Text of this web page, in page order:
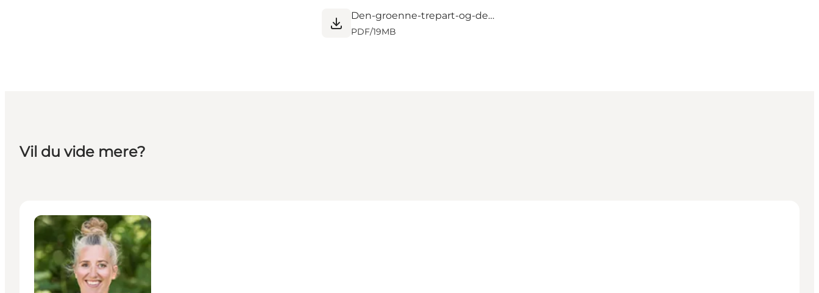
Den-groenne-trepart-og-det-rekreative-potentiale_maj25_web_1.pdf
PDF/19MB
Vil du vide mere?